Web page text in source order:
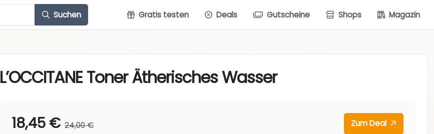
Suchen Gratis testen Deals Gutscheine Shops Magazin
L’OCCITANE Toner Ätherisches Wasser
18,45 € 24,00 € Zum Deal